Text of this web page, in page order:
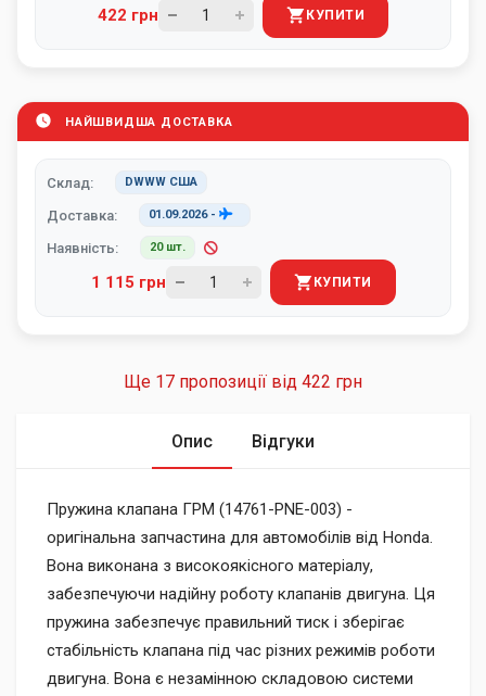
422 грн КУПИТИ
НАЙШВИДША ДОСТАВКА
Склад: DWWW США
Доставка: 01.09.2026-
Наявність: 20 шт.
1 115 грн КУПИТИ
Ще 17 пропозиції від 422 грн
Опис Відгуки
Пружина клапана ГРМ (14761-PNE-003) -
оригінальна запчастина для автомобілів від Honda.
Вона виконана з високоякісного матеріалу,
забезпечуючи надійну роботу клапанів двигуна. Ця
пружина забезпечує правильний тиск і зберігає
стабільність клапана під час різних режимів роботи
двигуна. Вона є незамінною складовою системи